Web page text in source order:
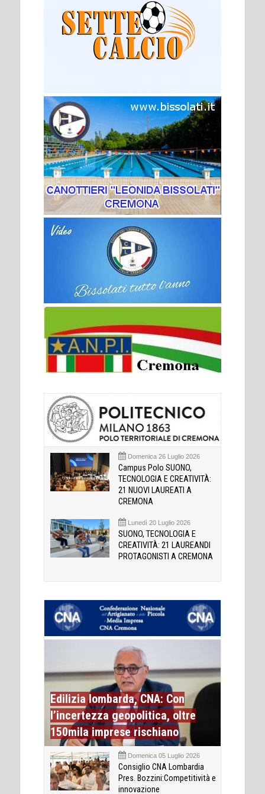
Domenica 26 Luglio 2026
Campus Polo SUONO,
TECNOLOGIA E CREATIVITÀ:
21 NUOVI LAUREATI A
CREMONA
Lunedì 20 Luglio 2026
SUONO, TECNOLOGIA E
CREATIVITÀ: 21 LAUREANDI
PROTAGONISTI A CREMONA
Edilizia lombarda, CNA: Con
l’incertezza geopolitica, oltre
150mila imprese rischiano
Domenica 05 Luglio 2026
Consiglio CNA Lombardia
Pres. Bozzini:Competitività e
innovazione